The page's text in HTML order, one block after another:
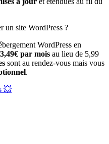
un site WordPress ?
WordPress en
3,49€ par mois au lieu de 5,99
sont au rendez-vous mais vous
.
💥